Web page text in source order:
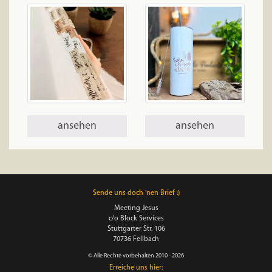
ansehen ansehen
Sende uns doch 'nen Brief :)
Meeting Jesus
c/o Block Services
Stuttgarter Str. 106
70736 Fellbach
© Alle Rechte vorbehalten 2010 - 2026
Erreiche uns hier: